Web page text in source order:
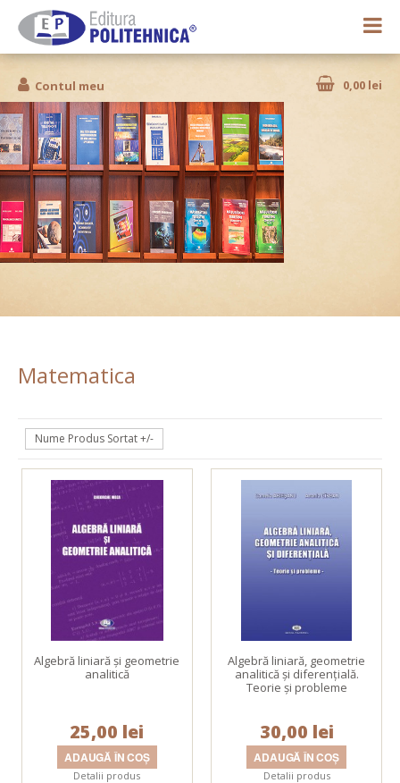
0,00 lei
Contul meu
Matematica
Nume Produs Sortat +/-
Algebră liniară și geometrie
analitică
25,00 lei
Detalii produs
Algebră liniară, geometrie
analitică şi diferenţială.
Teorie şi probleme
30,00 lei
Detalii produs